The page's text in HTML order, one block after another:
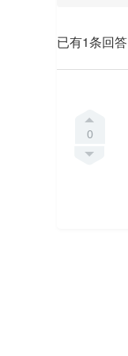
已有1条回答
0